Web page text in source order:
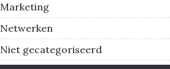
Marketing
Netwerken
Niet gecategoriseerd